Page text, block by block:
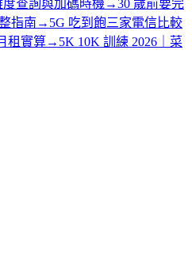
查詢與加碼時機 →30 歲前要完
指南 → 5G 吃到飽三家電信比較
租實算→ 5K 10K 訓練 2026｜菜